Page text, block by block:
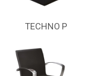
TECHNO P